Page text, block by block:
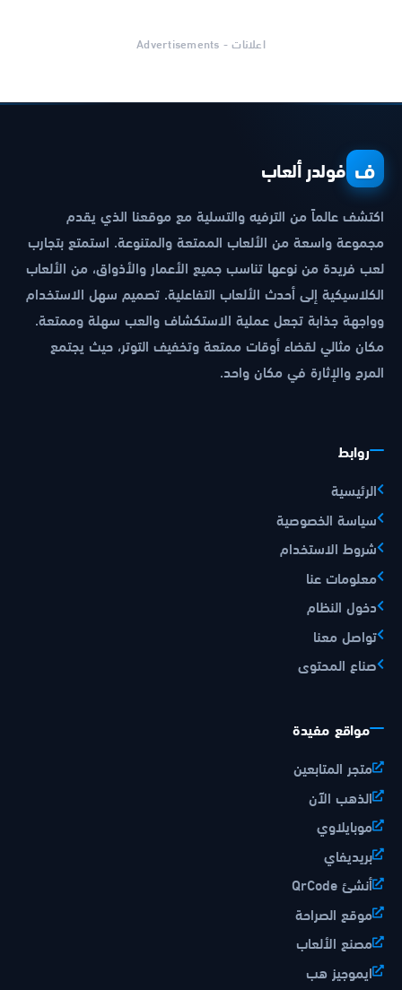
اعلانات - Advertisements
ف فولدر ألعاب
اكتشف عالماً من الترفيه والتسلية مع موقعنا الذي يقدم
مجموعة واسعة من الألعاب الممتعة والمتنوعة. استمتع بتجارب
لعب فريدة من نوعها تناسب جميع الأعمار والأذواق، من الألعاب
الكلاسيكية إلى أحدث الألعاب التفاعلية. تصميم سهل الاستخدام
وواجهة جذابة تجعل عملية الاستكشاف والعب سهلة وممتعة.
مكان مثالي لقضاء أوقات ممتعة وتخفيف التوتر، حيث يجتمع
المرح والإثارة في مكان واحد.
روابط
الرئيسية
سياسة الخصوصية
شروط الاستخدام
معلومات عنا
دخول النظام
تواصل معنا
صناع المحتوى
مواقع مفيدة
متجر المتابعين
الذهب الآن
موبايلاوي
بريديفاي
أنشئ QrCode
موقع الصراحة
مصنع الألعاب
ايموجيز هب